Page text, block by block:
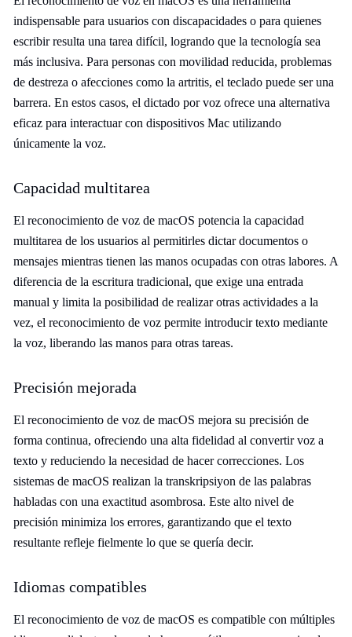
indispensable para usuarios con discapacidades o para quienes
escribir resulta una tarea difícil, logrando que la tecnología sea
más inclusiva. Para personas con movilidad reducida, problemas
de destreza o afecciones como la artritis, el teclado puede ser una
barrera. En estos casos, el dictado por voz ofrece una alternativa
eficaz para interactuar con dispositivos Mac utilizando
únicamente la voz.
Capacidad multitarea
El reconocimiento de voz de macOS potencia la capacidad
multitarea de los usuarios al permitirles dictar documentos o
mensajes mientras tienen las manos ocupadas con otras labores. A
diferencia de la escritura tradicional, que exige una entrada
manual y limita la posibilidad de realizar otras actividades a la
vez, el reconocimiento de voz permite introducir texto mediante
la voz, liberando las manos para otras tareas.
Precisión mejorada
El reconocimiento de voz de macOS mejora su precisión de
forma continua, ofreciendo una alta fidelidad al convertir voz a
texto y reduciendo la necesidad de hacer correcciones. Los
sistemas de macOS realizan la transkripsiyon de las palabras
habladas con una exactitud asombrosa. Este alto nivel de
precisión minimiza los errores, garantizando que el texto
resultante refleje fielmente lo que se quería decir.
Idiomas compatibles
El reconocimiento de voz de macOS es compatible con múltiples